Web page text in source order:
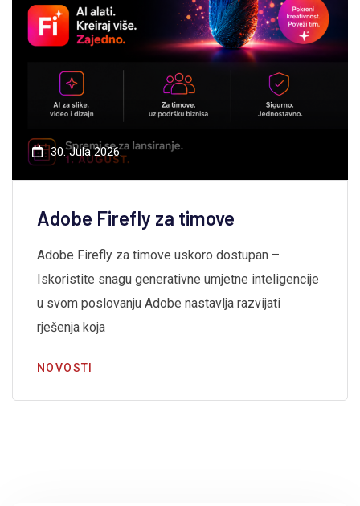
30. Jula 2026.
Adobe Firefly za timove
Adobe Firefly za timove uskoro dostupan –
Iskoristite snagu generativne umjetne inteligencije
u svom poslovanju Adobe nastavlja razvijati
rješenja koja
NOVOSTI